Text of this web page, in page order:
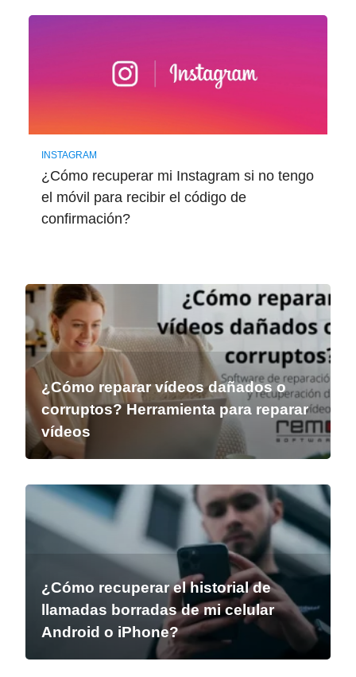
INSTAGRAM
¿Cómo recuperar mi Instagram si no tengo
el móvil para recibir el código de
confirmación?
¿Cómo reparar vídeos dañados o
corruptos? Herramienta para reparar
vídeos
¿Cómo recuperar el historial de
llamadas borradas de mi celular
Android o iPhone?